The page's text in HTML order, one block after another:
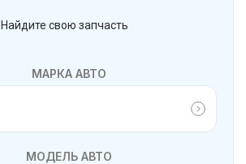
Найдите свою запчасть
МАРКА АВТО
МОДЕЛЬ АВТО